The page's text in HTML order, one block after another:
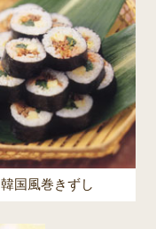
韓国風巻きずし